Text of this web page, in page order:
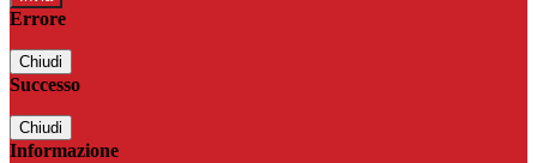
Errore
Chiudi
Successo
Chiudi
Informazione